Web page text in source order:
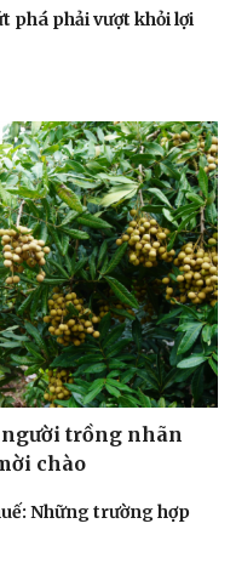
phá phải vượt khỏi lợi
trồng nhãn
chào
Những trường hợp